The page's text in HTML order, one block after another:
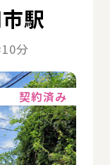
駅
分
契約済み